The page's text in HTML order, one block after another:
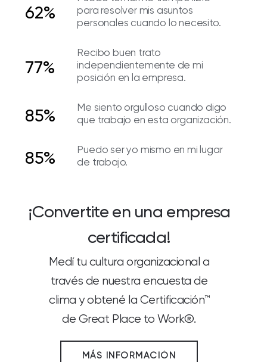
62%
para resolver mis asuntos
personales cuando lo necesito.
77%
Recibo buen trato
independientemente de mi
posición en la empresa.
85%
Me siento orgulloso cuando digo
que trabajo en esta organización.
85%
Puedo ser yo mismo en mi lugar
de trabajo.
¡Convertite en una empresa
certificada!
Medí tu cultura organizacional a
través de nuestra encuesta de
clima y obtené la Certificación™
de Great Place to Work®.
MÁS INFORMACIÓN